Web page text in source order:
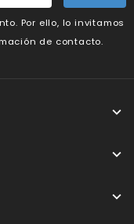
Por ello, lo invitamos
de contacto.